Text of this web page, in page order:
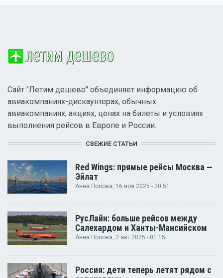
Сайт "Летим дешево" объединяет информацию об
авиакомпаниях-дискаунтерах, обычных
авиакомпаниях, акциях, ценах на билеты и условиях
выполнения рейсов в Европе и России.
СВЕЖИЕ СТАТЬИ
Red Wings: прямые рейсы Москва —
Эйлат
Анна Попова , 16 ноя 2025 - 20:51
РусЛайн: больше рейсов между
Салехардом и Ханты-Мансийском
Анна Попова, 2 авг 2025 - 01:15
Россия: дети теперь летят рядом с